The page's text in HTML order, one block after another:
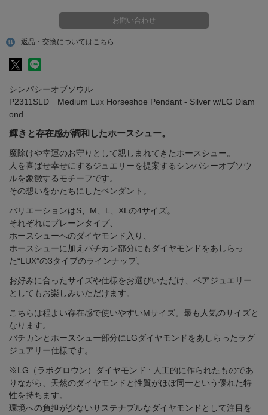
返品・交換についてはこちら
お問い合わせ
シンパシーオブソウル
P2311SLD Medium Lux Horseshoe Pendant - Silver w/LG Diam
ond
輝きと存在感が調和したホースシュー。
魔除けや幸運のお守りとして親しまれてきたホースシュー。
人を喜ばせ幸せにするジュエリーを提案するシンパシーオブソウ
ルを象徴するモチーフです。
その想いをかたちにしたペンダント。
バリエーションはS、M、L、XLの4サイズ。
それぞれにプレーンタイプ、
ホースシューへのダイヤモンド入り、
ホースシューに加えバチカン部分にもダイヤモンドをあしらっ
た“LUX”の3タイプのラインナップ。
お好みに合ったサイズや仕様をお選びいただけ、ペアジュエリー
としてもお楽しみいただけます。
こちらは程よい存在感で使いやすいMサイズ。最も人気のサイズと
なります。
バチカンとホースシュー部分にLGダイヤモンドをあしらったラグ
ジュアリー仕様です。
※LG（ラボグロウン）ダイヤモンド : 人工的に作られたものであ
りながら、天然のダイヤモンドと性質がほぼ同一という優れた特
性を持ちます。
環境への負担が少ないサステナブルなダイヤモンドとして注目を